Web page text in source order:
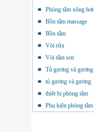
Phòng tắm xông hơi
Bồn tắm massage
Bồn tắm
Vòi rửa
Vòi tắm sen
Tủ gương và gương
tủ gương và gương
thiêt bị phòng tắm
Phụ kiện phòng tắm